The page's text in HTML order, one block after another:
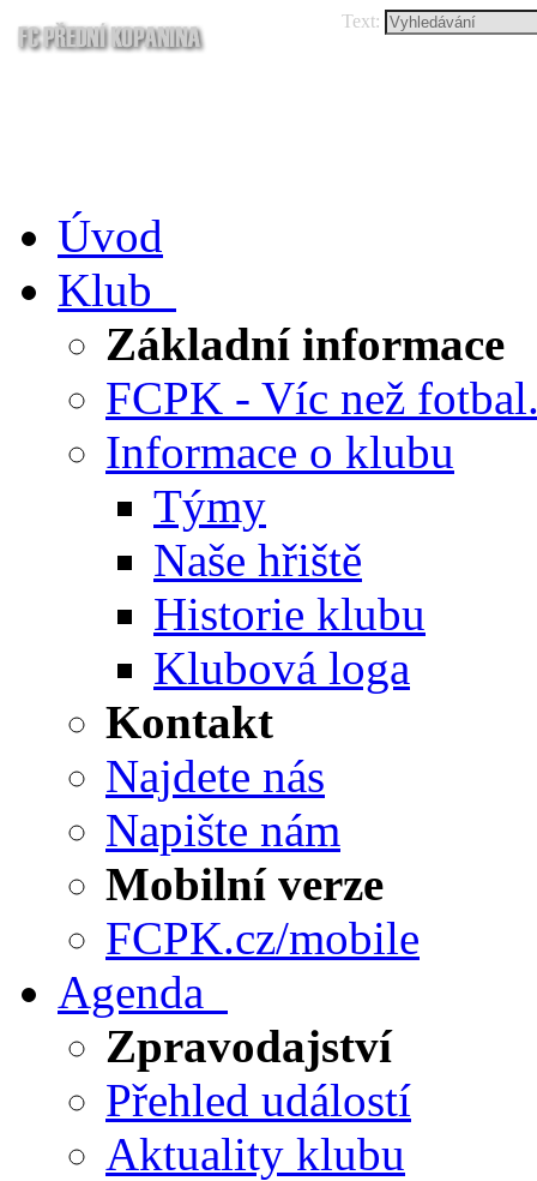
Text:
Úvod
Klub
Základní informace
FCPK - Víc než
Informace o klubu
Týmy
Naše hřiště
Historie klubu
Klubová loga
Kontakt
Najdete nás
Napište nám
Mobilní verze
FCPK.cz/mobile
Agenda
Zpravodajství
Přehled událostí
Aktuality klubu